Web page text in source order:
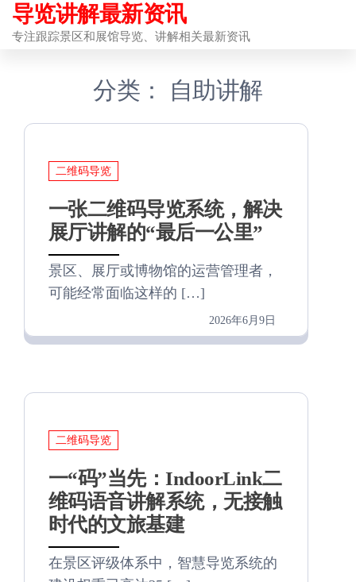
前
往
导览讲解最新资讯
专注跟踪景区和展馆导览、讲解相关最新资讯
分类： 自助讲解
二维码导览
一张二维码导览系统，解决
展厅讲解的“最后一公里”
景区、展厅或博物馆的运营管理者，
可能经常面临这样的 […]
2026年6月9日
二维码导览
一“码”当先：IndoorLink二
维码语音讲解系统，无接触
时代的文旅基建
在景区评级体系中，智慧导览系统的